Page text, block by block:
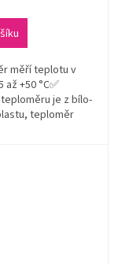
měří teplotu v
až +50 °C✅
je z bílo-
teploměr